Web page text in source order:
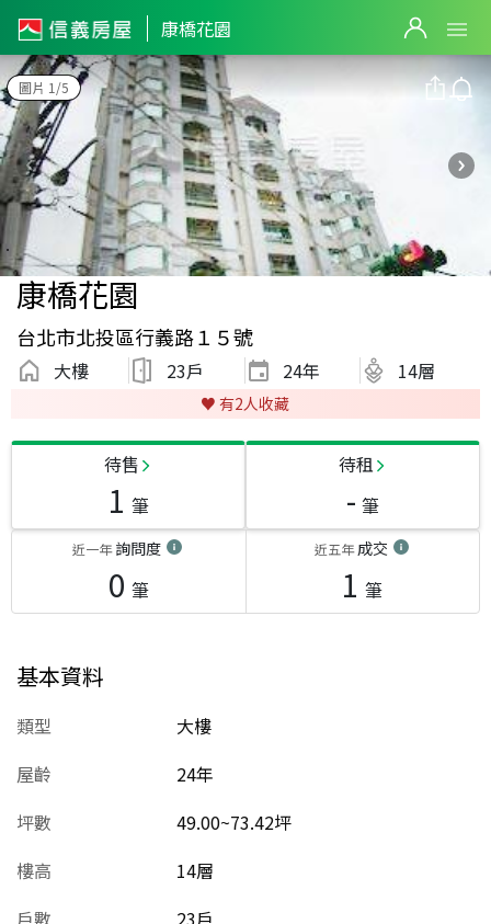
康橋花園
圖片 1/5
康橋花園
台北市北投區行義路１５號
大樓 23戶 24年 14層
♥️ 有2人收藏
待售
1 筆
待租
- 筆
近一年詢問度
0 筆
近五年成交
1 筆
基本資料
類型
大樓
屋齡
24年
坪數
49.00~73.42坪
樓高
14層